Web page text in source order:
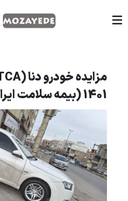
1401 (بیمه سلامت ایرانیان) - تیر ماه 1405